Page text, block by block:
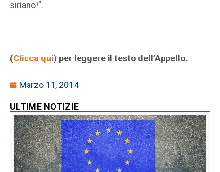
siriano!”.
(Clicca qui) per leggere il testo dell’Appello.
Marzo 11, 2014
ULTIME NOTIZIE